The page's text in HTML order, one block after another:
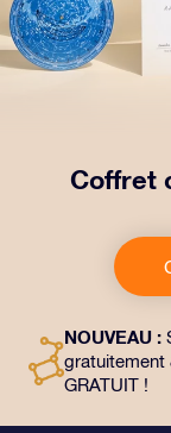
Coffret
Ce cadeau
documents
choix,
façon magique
NOUVEAU :
gratuitement
GRATUIT !